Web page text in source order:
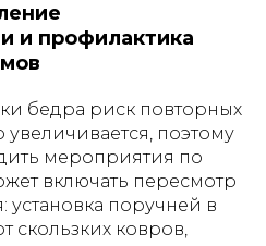
и профилактика
бедра риск повторных
поэтому
мероприятия по
включать пересмотр
поручней в
скользких ковров,